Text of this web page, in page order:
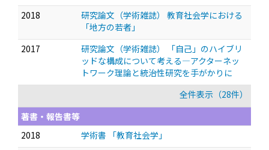
2018
研究論文（学術雑誌） 教育社会学における
「地方の若者」
2017
研究論文（学術雑誌） 「自己」のハイブリ
ッドな構成について考える—アクターネッ
トワーク理論と統治性研究を手がかりに
全件表示（28件）
著書・報告書等
2018
学術書 「教育社会学」